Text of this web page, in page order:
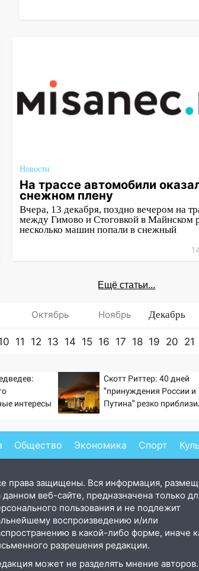
Новости
На трассе автомобили
снежном плену
Вчера, 13 декабря, поздно вечером на
между Гимово и Стоговкой в Майнском
несколько машин попали в снежный
Ещё статьи...
Октябрь Ноябрь Декабрь
11 12 13 14 15 16 17 18 19 20 21
интересы
Скотт Риттер: 40 дней
"принуждения России и
Путина" резко
Общество Экономика Спорт
права защищены. Вся информация,
данном веб-сайте, предназначена только
пользования и не подлежит
воспроизведению и/или
в какой-либо форме, иначе
разрешения редакции.
может не разделять мнение авторов.